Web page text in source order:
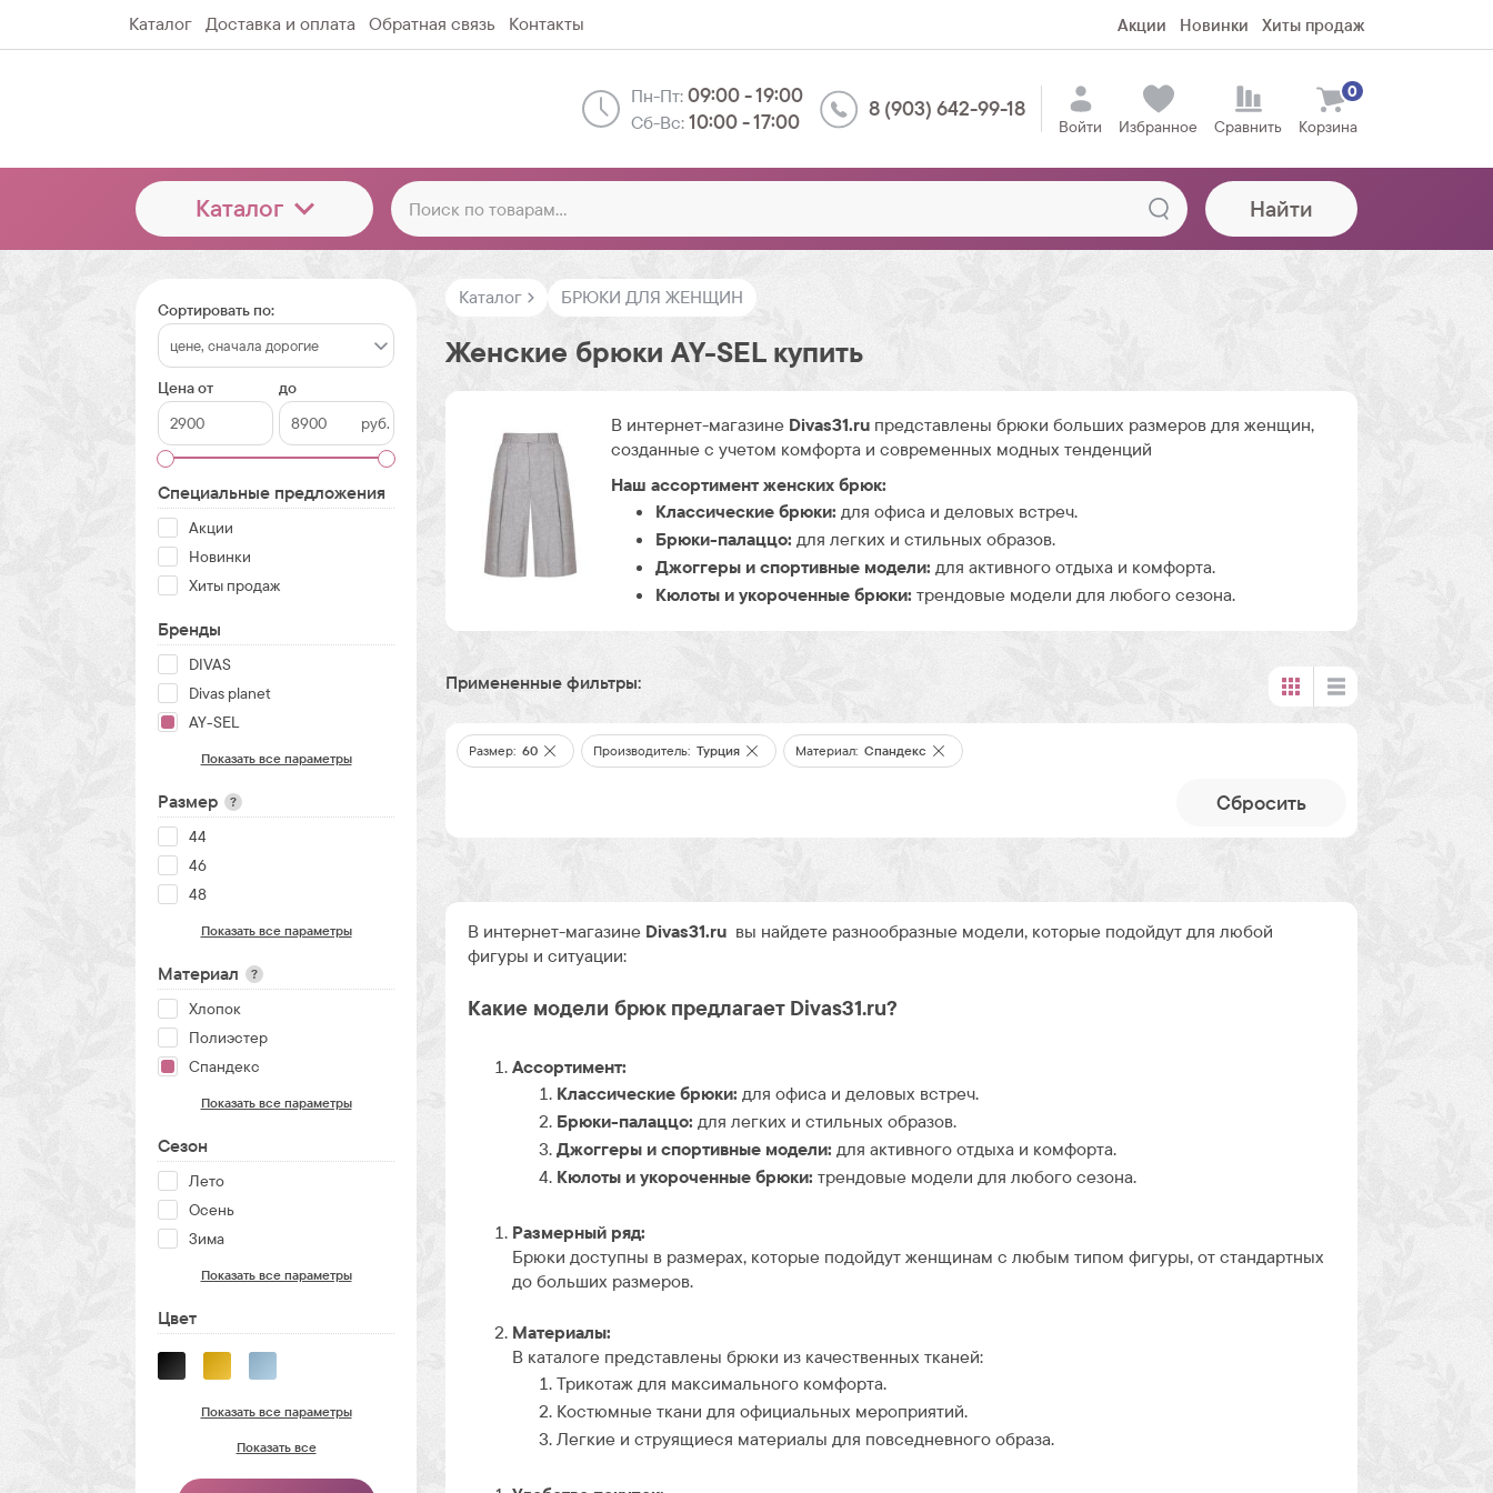
Каталог Доставка и оплата Обратная связь Контакты Акции Новинки Хиты продаж
Пн-Пт:09:00 - 19:00
Сб-Вс:10:00 - 17:00
8 (903) 642-99-18
Войти Избранное Сравнить Корзина
0
Каталог Найти
Сортировать по:
Цена от
до
руб.
Специальные предложения
Акции
Новинки
Хиты продаж
Бренды
DIVAS
Divas planet
AY-SEL
Показать все параметры
Размер ?
44
46
48
Показать все параметры
Материал ?
Хлопок
Полиэстер
Спандекс
Показать все параметры
Сезон
Лето
Осень
Зима
Показать все параметры
Цвет
Показать все параметры
Показать все
Каталог БРЮКИ ДЛЯ ЖЕНЩИН
Женские брюки AY-SEL купить
В интернет-магазине Divas31.ruпредставлены брюки больших размеров для женщин,
созданные с учетом комфорта и современных модных тенденций
Наш ассортимент женских брюк:
Классические брюки: для офиса и деловых встреч.
Брюки-палаццо: для легких и стильных образов.
Джоггеры и спортивные модели: для активного отдыха и комфорта.
Кюлоты и укороченные брюки: трендовые модели для любого сезона.
Примененные фильтры:
Размер: 60 Производитель: Турция Материал: Спандекс
Cбросить
В интернет-магазине Divas31.ru вы найдете разнообразные модели, которые подойдут для любой
фигуры и ситуации:
Какие модели брюк предлагает Divas31.ru?
Ассортимент:
Классические брюки: для офиса и деловых встреч.
Брюки-палаццо: для легких и стильных образов.
Джоггеры и спортивные модели: для активного отдыха и комфорта.
Кюлоты и укороченные брюки: трендовые модели для любого сезона.
Размерный ряд:
Брюки доступны в размерах, которые подойдут женщинам с любым типом фигуры, от стандартных
до больших размеров.
Материалы:
В каталоге представлены брюки из качественных тканей:
Трикотаж для максимального комфорта.
Костюмные ткани для официальных мероприятий.
Легкие и струящиеся материалы для повседневного образа.